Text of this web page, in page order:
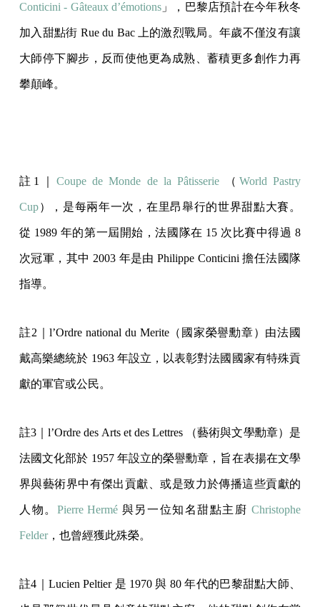
Conticini - Gâteaux d’émotions」，巴黎店預計在今年秋冬
加入甜點街 Rue du Bac 上的激烈戰局。年歲不僅沒有讓
大師停下腳步，反而使他更為成熟、蓄積更多創作力再
攀顛峰。
註1｜Coupe de Monde de la Pâtisserie（ World Pastry
Cup），是每兩年一次，在里昂舉行的世界甜點大賽。
從 1989 年的第一屆開始，法國隊在 15 次比賽中得過 8
次冠軍，其中 2003 年是由 Philippe Conticini 擔任法國隊
指導。
註2｜l’Ordre national du Merite（國家榮譽勳章）由法國
戴高樂總統於 1963 年設立，以表彰對法國國家有特殊貢
獻的軍官或公民。
註3｜l’Ordre des Arts et des Lettres （藝術與文學勳章）是
法國文化部於 1957 年設立的榮譽勳章，旨在表揚在文學
界與藝術界中有傑出貢獻、或是致力於傳播這些貢獻的
人物。 Pierre Hermé 與另一位知名甜點主廚 Christophe
Felder，也曾經獲此殊榮。
註4｜Lucien Peltier 是 1970 與 80 年代的巴黎甜點大師、